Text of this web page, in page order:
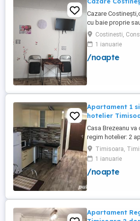
Cazare
cu baie proprie
frigider
începând de la
Costinesti,
1 ianuarie
/noapte
Apartament 1
hotelier
Casa Brezeanu
regim hotelier: 2
dormitoare, baie
locuri cazare in
apartament cu 1
bucatarie proprie.
Timisoara,
1 ianuarie
/noapte
Apartament